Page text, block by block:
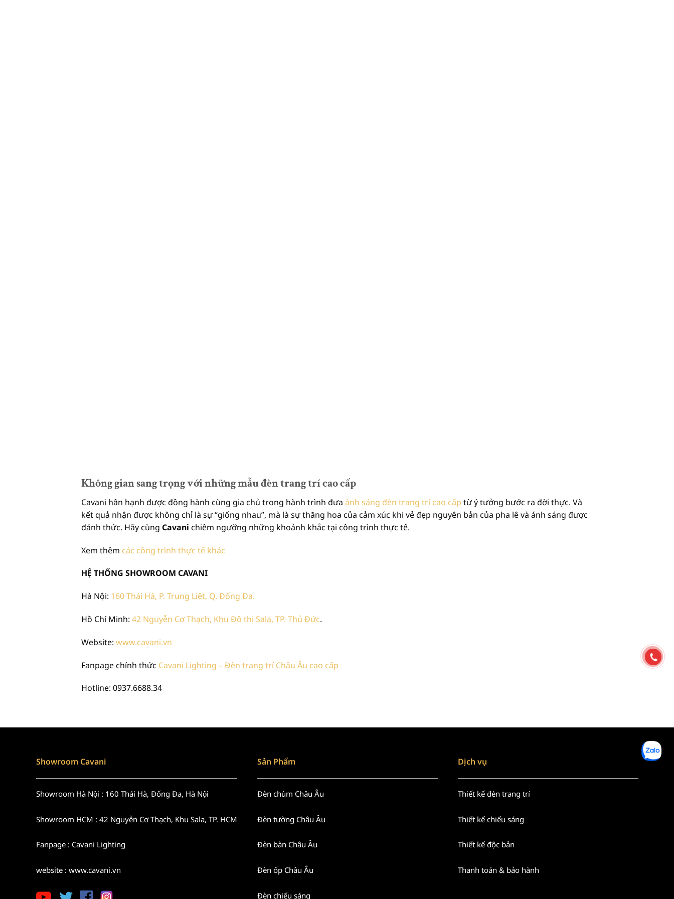
Không gian sang trọng với những mẫu đèn trang trí cao cấp
Cavani hân hạnh được đồng hành cùng gia chủ trong hành trình đưa ánh sáng đèn trang trí cao cấp từ ý tưởng bước ra đời thực. Và
kết quả nhận được không chỉ là sự “giống nhau”, mà là sự thăng hoa của cảm xúc khi vẻ đẹp nguyên bản của pha lê và ánh sáng được
đánh thức. Hãy cùng Cavani chiêm ngưỡng những khoảnh khắc tại công trình thực tế.
Xem thêm các công trình thực tế khác
HỆ THỐNG SHOWROOM CAVANI
Hà Nội: 160 Thái Hà, P. Trung Liệt, Q. Đống Đa.
Hồ Chí Minh: 42 Nguyễn Cơ Thạch, Khu Đô thị Sala, TP. Thủ Đức.
Website: www.cavani.vn
Fanpage chính thức Cavani Lighting – Đèn trang trí Châu Âu cao cấp
Hotline: 0937.6688.34
Showroom Cavani
Showroom Hà Nội : 160 Thái Hà, Đống Đa, Hà Nội
Showroom HCM : 42 Nguyễn Cơ Thạch, Khu Sala, TP. HCM
Fanpage : Cavani Lighting
website : www.cavani.vn
Sản Phẩm
Đèn chùm Châu Âu
Đèn tường Châu Âu
Đèn bàn Châu Âu
Đèn ốp Châu Âu
Đèn chiếu sáng
Dịch vụ
Thiết kế đèn trang trí
Thiết kế chiếu sáng
Thiết kế độc bản
Thanh toán & bảo hành